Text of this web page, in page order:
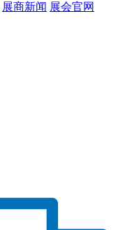
展商新闻 展会官网